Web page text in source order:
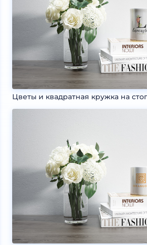
Цветы и квадратная кружка на